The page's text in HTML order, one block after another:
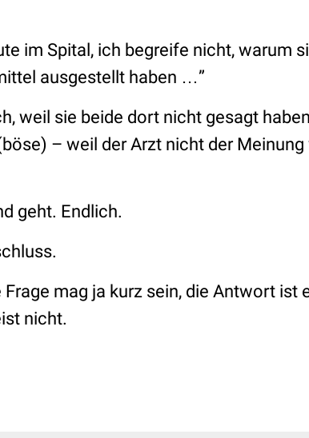
im Spital, ich begreife nicht, warum
ausgestellt haben …”
weil sie beide dort nicht gesagt
– weil der Arzt nicht der Meinung
geht. Endlich.
Frage mag ja kurz sein, die Antwort ist
nicht.